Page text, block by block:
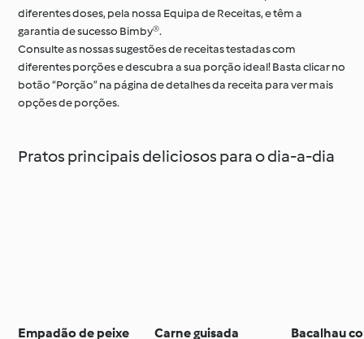
diferentes doses, pela nossa Equipa de Receitas, e têm a
garantia de sucesso Bimby®.
Consulte as nossas sugestões de receitas testadas com
diferentes porções e descubra a sua porção ideal! Basta clicar no
botão “Porção” na página de detalhes da receita para ver mais
opções de porções.
Pratos principais deliciosos para o dia-a-dia
Empadão de peixe
Carne guisada
Bacalhau